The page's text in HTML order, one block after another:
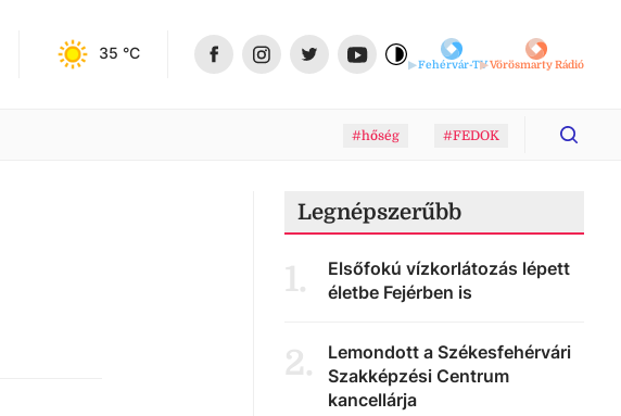
35 °C
Fehérvár-TVVörösmarty Rádió
#hőség #FEDOK
Legnépszerűbb
1.
Elsőfokú vízkorlátozás lépett
életbe Fejérben is
2.
Lemondott a Székesfehérvári
Szakképzési Centrum
kancellárja